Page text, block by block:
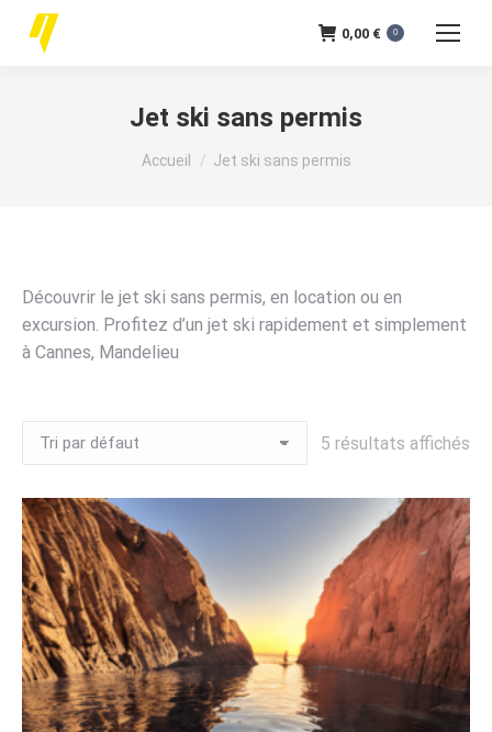
0,00 € 0
Jet ski sans permis
Vous êtes ici :
Accueil Jet ski sans permis
Découvrir le jet ski sans permis, en location ou en
excursion. Profitez d’un jet ski rapidement et simplement
à Cannes, Mandelieu
5 résultats affichés